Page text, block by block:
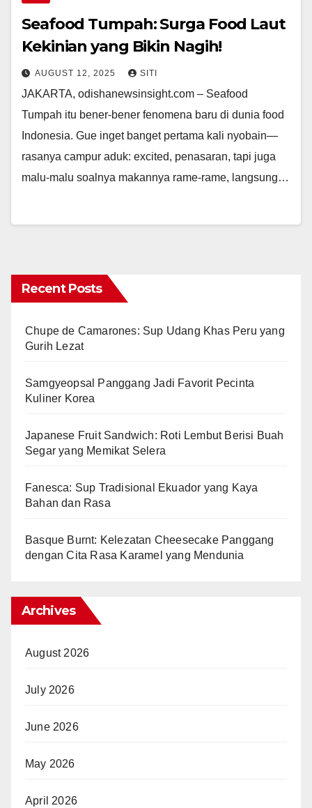
Seafood Tumpah: Surga Food Laut
Kekinian yang Bikin Nagih!
AUGUST 12, 2025 SITI
JAKARTA, odishanewsinsight.com – Seafood
Tumpah itu bener-bener fenomena baru di dunia food
Indonesia. Gue inget banget pertama kali nyobain—
rasanya campur aduk: excited, penasaran, tapi juga
malu-malu soalnya makannya rame-rame, langsung…
Recent Posts
Chupe de Camarones: Sup Udang Khas Peru yang
Gurih Lezat
Samgyeopsal Panggang Jadi Favorit Pecinta
Kuliner Korea
Japanese Fruit Sandwich: Roti Lembut Berisi Buah
Segar yang Memikat Selera
Fanesca: Sup Tradisional Ekuador yang Kaya
Bahan dan Rasa
Basque Burnt: Kelezatan Cheesecake Panggang
dengan Cita Rasa Karamel yang Mendunia
Archives
August 2026
July 2026
June 2026
May 2026
April 2026